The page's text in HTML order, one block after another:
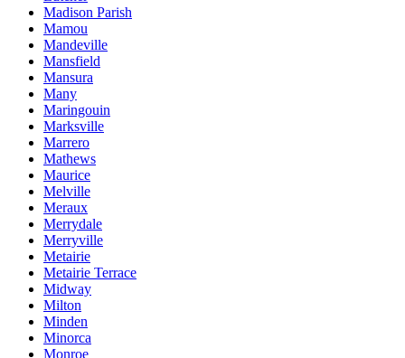
Madison Parish
Mamou
Mandeville
Mansfield
Mansura
Many
Maringouin
Marksville
Marrero
Mathews
Maurice
Melville
Meraux
Merrydale
Merryville
Metairie
Metairie Terrace
Midway
Milton
Minden
Minorca
Monroe